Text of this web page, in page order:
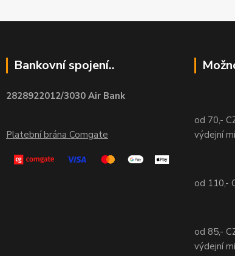
Bankovní spojení..
2828922012/3030 Air Bank
Platební brána Comgate
od 70,-
výdejní
od 110,-
od 85,-
výdejní